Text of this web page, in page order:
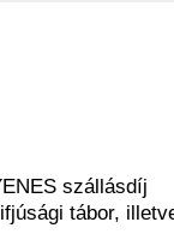
szállásdíj
tábor,